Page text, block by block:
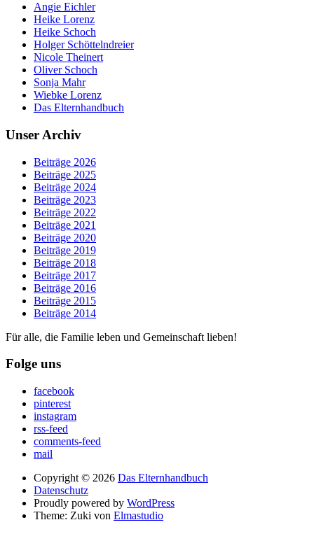
Angie Eichler
Heike Lorenz
Heike Schoch
Holger Schöttelndreier
Nicole Theinert
Oliver Schoch
Sonja Mahr
Wiebke Lorenz
Das Elternhandbuch
Unser Archiv
Beiträge 2026
Beiträge 2025
Beiträge 2024
Beiträge 2023
Beiträge 2022
Beiträge 2021
Beiträge 2020
Beiträge 2019
Beiträge 2018
Beiträge 2017
Beiträge 2016
Beiträge 2015
Beiträge 2014
Für alle, die Familie leben und Gemeinschaft lieben!
Folge uns
facebook
pinterest
instagram
rss-feed
comments-feed
mail
Copyright © 2026 Das Elternhandbuch
Datenschutz
Proudly powered by WordPress
Theme: Zuki von Elmastudio